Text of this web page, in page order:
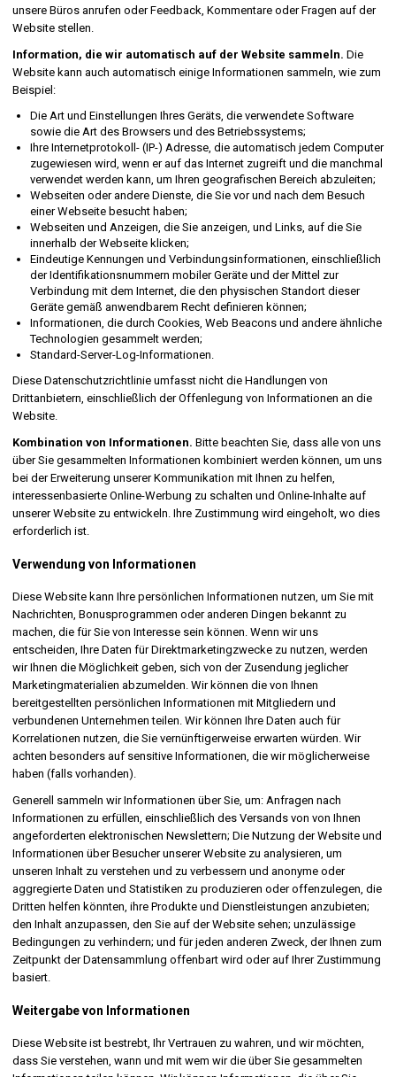
unsere Büros anrufen oder Feedback, Kommentare oder Fragen auf der
Website stellen.
Information, die wir automatisch auf der Website sammeln. Die
Website kann auch automatisch einige Informationen sammeln, wie zum
Beispiel:
Die Art und Einstellungen Ihres Geräts, die verwendete Software
sowie die Art des Browsers und des Betriebssystems;
Ihre Internetprotokoll- (IP-) Adresse, die automatisch jedem Computer
zugewiesen wird, wenn er auf das Internet zugreift und die manchmal
verwendet werden kann, um Ihren geografischen Bereich abzuleiten;
Webseiten oder andere Dienste, die Sie vor und nach dem Besuch
einer Webseite besucht haben;
Webseiten und Anzeigen, die Sie anzeigen, und Links, auf die Sie
innerhalb der Webseite klicken;
Eindeutige Kennungen und Verbindungsinformationen, einschließlich
der Identifikationsnummern mobiler Geräte und der Mittel zur
Verbindung mit dem Internet, die den physischen Standort dieser
Geräte gemäß anwendbarem Recht definieren können;
Informationen, die durch Cookies, Web Beacons und andere ähnliche
Technologien gesammelt werden;
Standard-Server-Log-Informationen.
Diese Datenschutzrichtlinie umfasst nicht die Handlungen von
Drittanbietern, einschließlich der Offenlegung von Informationen an die
Website.
Kombination von Informationen. Bitte beachten Sie, dass alle von uns
über Sie gesammelten Informationen kombiniert werden können, um uns
bei der Erweiterung unserer Kommunikation mit Ihnen zu helfen,
interessenbasierte Online-Werbung zu schalten und Online-Inhalte auf
unserer Website zu entwickeln. Ihre Zustimmung wird eingeholt, wo dies
erforderlich ist.
Verwendung von Informationen
Diese Website kann Ihre persönlichen Informationen nutzen, um Sie mit
Nachrichten, Bonusprogrammen oder anderen Dingen bekannt zu
machen, die für Sie von Interesse sein können. Wenn wir uns
entscheiden, Ihre Daten für Direktmarketingzwecke zu nutzen, werden
wir Ihnen die Möglichkeit geben, sich von der Zusendung jeglicher
Marketingmaterialien abzumelden. Wir können die von Ihnen
bereitgestellten persönlichen Informationen mit Mitgliedern und
verbundenen Unternehmen teilen. Wir können Ihre Daten auch für
Korrelationen nutzen, die Sie vernünftigerweise erwarten würden. Wir
achten besonders auf sensitive Informationen, die wir möglicherweise
haben (falls vorhanden).
Generell sammeln wir Informationen über Sie, um: Anfragen nach
Informationen zu erfüllen, einschließlich des Versands von von Ihnen
angeforderten elektronischen Newslettern; Die Nutzung der Website und
Informationen über Besucher unserer Website zu analysieren, um
unseren Inhalt zu verstehen und zu verbessern und anonyme oder
aggregierte Daten und Statistiken zu produzieren oder offenzulegen, die
Dritten helfen könnten, ihre Produkte und Dienstleistungen anzubieten;
den Inhalt anzupassen, den Sie auf der Website sehen; unzulässige
Bedingungen zu verhindern; und für jeden anderen Zweck, der Ihnen zum
Zeitpunkt der Datensammlung offenbart wird oder auf Ihrer Zustimmung
basiert.
Weitergabe von Informationen
Diese Website ist bestrebt, Ihr Vertrauen zu wahren, und wir möchten,
dass Sie verstehen, wann und mit wem wir die über Sie gesammelten